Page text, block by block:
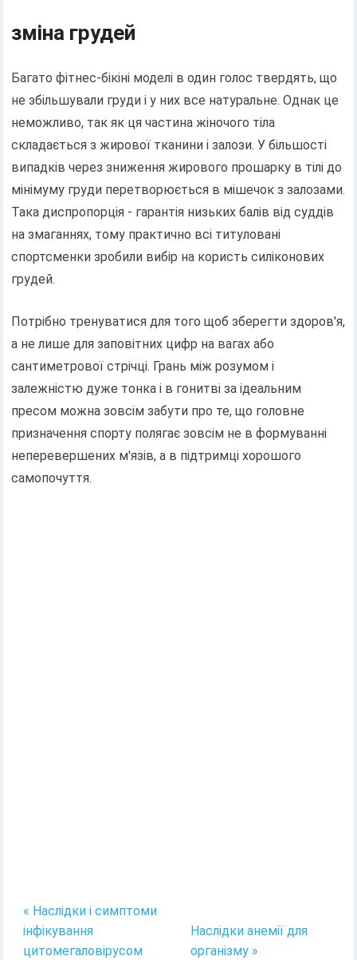
зміна грудей
Багато фітнес-бікіні моделі в один голос твердять, що
не збільшували груди і у них все натуральне. Однак це
неможливо, так як ця частина жіночого тіла
складається з жирової тканини і залози. У більшості
випадків через зниження жирового прошарку в тілі до
мінімуму груди перетворюється в мішечок з залозами.
Така диспропорція - гарантія низьких балів від суддів
на змаганнях, тому практично всі титуловані
спортсменки зробили вибір на користь силіконових
грудей.
Потрібно тренуватися для того щоб зберегти здоров'я,
а не лише для заповітних цифр на вагах або
сантиметрової стрічці. Грань між розумом і
залежністю дуже тонка і в гонитві за ідеальним
пресом можна зовсім забути про те, що головне
призначення спорту полягає зовсім не в формуванні
неперевершених м'язів, а в підтримці хорошого
самопочуття.
« Наслідки і симптоми
інфікування
цитомегаловірусом
Наслідки анемії для
організму »